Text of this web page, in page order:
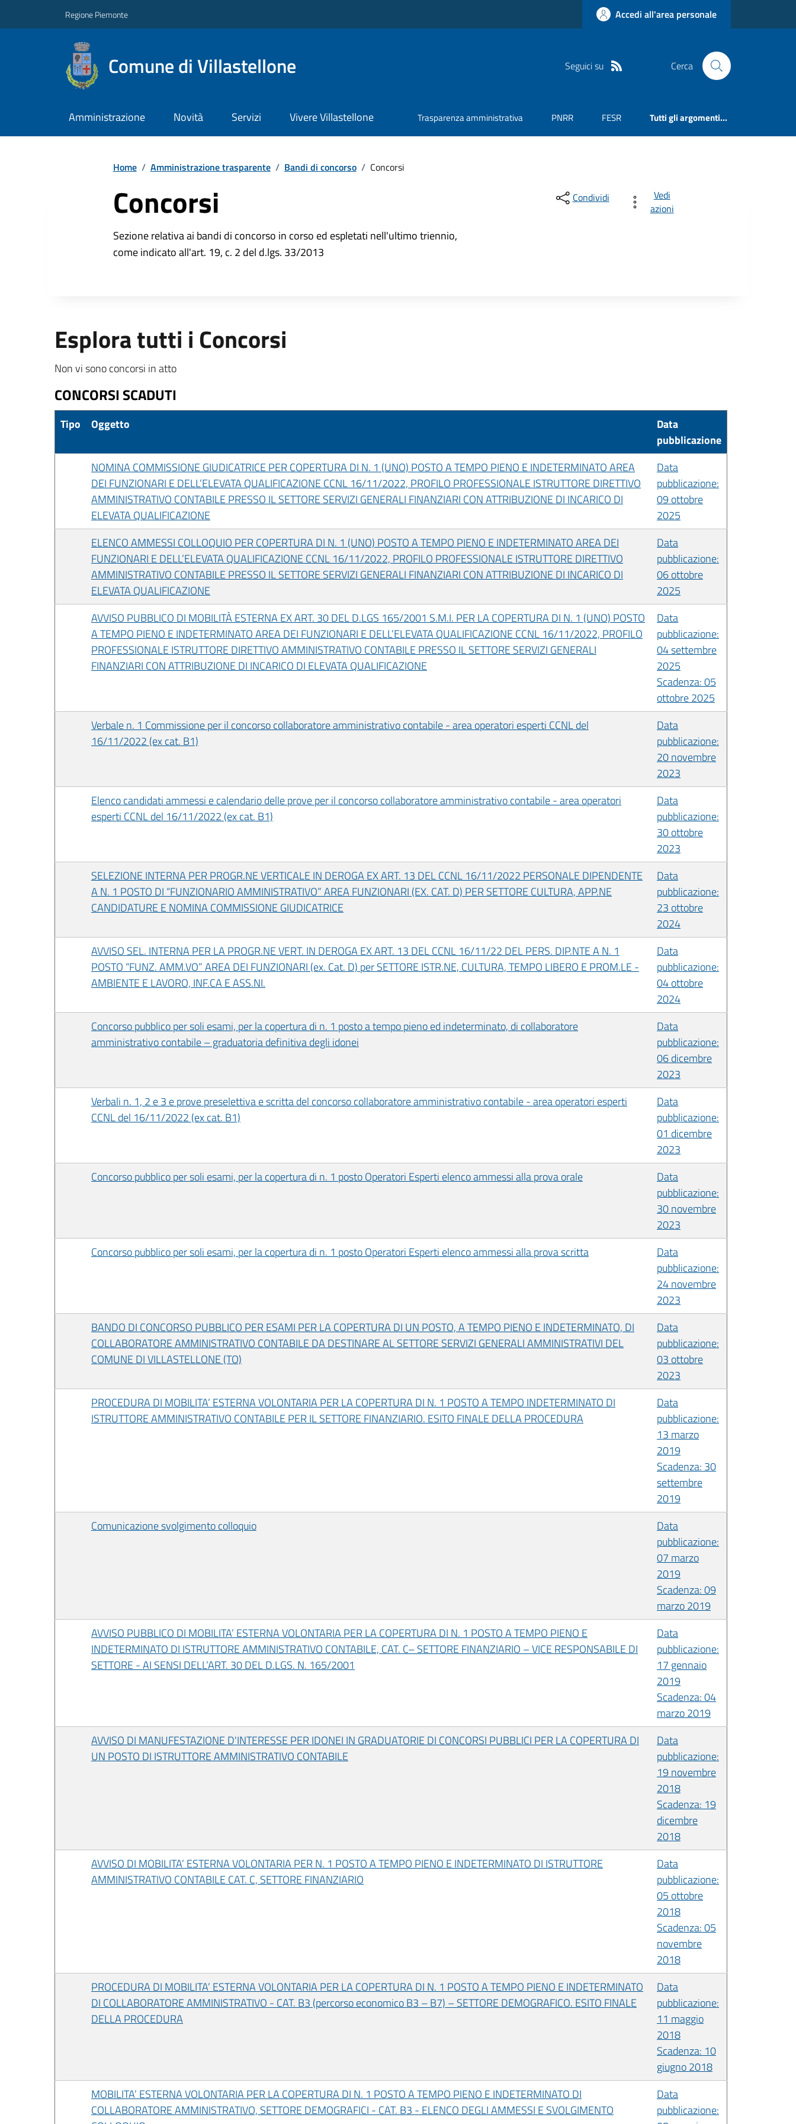
Regione Piemonte Accedi all'area personale
Comune di Villastellone Seguici su Cerca
Amministrazione Novità Servizi Vivere Villastellone Trasparenza amministrativa PNRR FESR Tutti gli argomenti...
Home / Amministrazione trasparente / Bandi di concorso / Concorsi
Concorsi
Sezione relativa ai bandi di concorso in corso ed espletati nell'ultimo triennio,
come indicato all'art. 19, c. 2 del d.lgs. 33/2013
Condividi
Vedi
azioni
Esplora tutti i Concorsi
Non vi sono concorsi in atto
CONCORSI SCADUTI
Tipo Oggetto
Data
pubblicazione
NOMINA COMMISSIONE GIUDICATRICE PER COPERTURA DI N. 1 (UNO) POSTO A TEMPO PIENO E INDETERMINATO AREA
DEI FUNZIONARI E DELL’ELEVATA QUALIFICAZIONE CCNL 16/11/2022, PROFILO PROFESSIONALE ISTRUTTORE DIRETTIVO
AMMINISTRATIVO CONTABILE PRESSO IL SETTORE SERVIZI GENERALI FINANZIARI CON ATTRIBUZIONE DI INCARICO DI
ELEVATA QUALIFICAZIONE
Data
pubblicazione:
09 ottobre
2025
ELENCO AMMESSI COLLOQUIO PER COPERTURA DI N. 1 (UNO) POSTO A TEMPO PIENO E INDETERMINATO AREA DEI
FUNZIONARI E DELL’ELEVATA QUALIFICAZIONE CCNL 16/11/2022, PROFILO PROFESSIONALE ISTRUTTORE DIRETTIVO
AMMINISTRATIVO CONTABILE PRESSO IL SETTORE SERVIZI GENERALI FINANZIARI CON ATTRIBUZIONE DI INCARICO DI
ELEVATA QUALIFICAZIONE
Data
pubblicazione:
06 ottobre
2025
AVVISO PUBBLICO DI MOBILITÀ ESTERNA EX ART. 30 DEL D.LGS 165/2001 S.M.I. PER LA COPERTURA DI N. 1 (UNO) POSTO
A TEMPO PIENO E INDETERMINATO AREA DEI FUNZIONARI E DELL’ELEVATA QUALIFICAZIONE CCNL 16/11/2022, PROFILO
PROFESSIONALE ISTRUTTORE DIRETTIVO AMMINISTRATIVO CONTABILE PRESSO IL SETTORE SERVIZI GENERALI
FINANZIARI CON ATTRIBUZIONE DI INCARICO DI ELEVATA QUALIFICAZIONE
Data
pubblicazione:
04 settembre
2025
Scadenza: 05
ottobre 2025
Verbale n. 1 Commissione per il concorso collaboratore amministrativo contabile - area operatori esperti CCNL del
16/11/2022 (ex cat. B1)
Data
pubblicazione:
20 novembre
2023
Elenco candidati ammessi e calendario delle prove per il concorso collaboratore amministrativo contabile - area operatori
esperti CCNL del 16/11/2022 (ex cat. B1)
Data
pubblicazione:
30 ottobre
2023
SELEZIONE INTERNA PER PROGR.NE VERTICALE IN DEROGA EX ART. 13 DEL CCNL 16/11/2022 PERSONALE DIPENDENTE
A N. 1 POSTO DI “FUNZIONARIO AMMINISTRATIVO” AREA FUNZIONARI (EX. CAT. D) PER SETTORE CULTURA, APP.NE
CANDIDATURE E NOMINA COMMISSIONE GIUDICATRICE
Data
pubblicazione:
23 ottobre
2024
AVVISO SEL. INTERNA PER LA PROGR.NE VERT. IN DEROGA EX ART. 13 DEL CCNL 16/11/22 DEL PERS. DIP.NTE A N. 1
POSTO “FUNZ. AMM.VO” AREA DEI FUNZIONARI (ex. Cat. D) per SETTORE ISTR.NE, CULTURA, TEMPO LIBERO E PROM.LE -
AMBIENTE E LAVORO, INF.CA E ASS.NI.
Data
pubblicazione:
04 ottobre
2024
Concorso pubblico per soli esami, per la copertura di n. 1 posto a tempo pieno ed indeterminato, di collaboratore
amministrativo contabile – graduatoria definitiva degli idonei
Data
pubblicazione:
06 dicembre
2023
Verbali n. 1, 2 e 3 e prove preselettiva e scritta del concorso collaboratore amministrativo contabile - area operatori esperti
CCNL del 16/11/2022 (ex cat. B1)
Data
pubblicazione:
01 dicembre
2023
Concorso pubblico per soli esami, per la copertura di n. 1 posto Operatori Esperti elenco ammessi alla prova orale
Data
pubblicazione:
30 novembre
2023
Concorso pubblico per soli esami, per la copertura di n. 1 posto Operatori Esperti elenco ammessi alla prova scritta
Data
pubblicazione:
24 novembre
2023
BANDO DI CONCORSO PUBBLICO PER ESAMI PER LA COPERTURA DI UN POSTO, A TEMPO PIENO E INDETERMINATO, DI
COLLABORATORE AMMINISTRATIVO CONTABILE DA DESTINARE AL SETTORE SERVIZI GENERALI AMMINISTRATIVI DEL
COMUNE DI VILLASTELLONE (TO)
Data
pubblicazione:
03 ottobre
2023
PROCEDURA DI MOBILITA’ ESTERNA VOLONTARIA PER LA COPERTURA DI N. 1 POSTO A TEMPO INDETERMINATO DI
ISTRUTTORE AMMINISTRATIVO CONTABILE PER IL SETTORE FINANZIARIO. ESITO FINALE DELLA PROCEDURA
Data
pubblicazione:
13 marzo
2019
Scadenza: 30
settembre
2019
Comunicazione svolgimento colloquio
Data
pubblicazione:
07 marzo
2019
Scadenza: 09
marzo 2019
AVVISO PUBBLICO DI MOBILITA’ ESTERNA VOLONTARIA PER LA COPERTURA DI N. 1 POSTO A TEMPO PIENO E
INDETERMINATO DI ISTRUTTORE AMMINISTRATIVO CONTABILE, CAT. C– SETTORE FINANZIARIO – VICE RESPONSABILE DI
SETTORE - AI SENSI DELL’ART. 30 DEL D.LGS. N. 165/2001
Data
pubblicazione:
17 gennaio
2019
Scadenza: 04
marzo 2019
AVVISO DI MANUFESTAZIONE D'INTERESSE PER IDONEI IN GRADUATORIE DI CONCORSI PUBBLICI PER LA COPERTURA DI
UN POSTO DI ISTRUTTORE AMMINISTRATIVO CONTABILE
Data
pubblicazione:
19 novembre
2018
Scadenza: 19
dicembre
2018
AVVISO DI MOBILITA’ ESTERNA VOLONTARIA PER N. 1 POSTO A TEMPO PIENO E INDETERMINATO DI ISTRUTTORE
AMMINISTRATIVO CONTABILE CAT. C, SETTORE FINANZIARIO
Data
pubblicazione:
05 ottobre
2018
Scadenza: 05
novembre
2018
PROCEDURA DI MOBILITA’ ESTERNA VOLONTARIA PER LA COPERTURA DI N. 1 POSTO A TEMPO PIENO E INDETERMINATO
DI COLLABORATORE AMMINISTRATIVO - CAT. B3 (percorso economico B3 – B7) – SETTORE DEMOGRAFICO. ESITO FINALE
DELLA PROCEDURA
Data
pubblicazione:
11 maggio
2018
Scadenza: 10
giugno 2018
MOBILITA’ ESTERNA VOLONTARIA PER LA COPERTURA DI N. 1 POSTO A TEMPO PIENO E INDETERMINATO DI
COLLABORATORE AMMINISTRATIVO, SETTORE DEMOGRAFICI - CAT. B3 - ELENCO DEGLI AMMESSI E SVOLGIMENTO
Data
pubblicazione: